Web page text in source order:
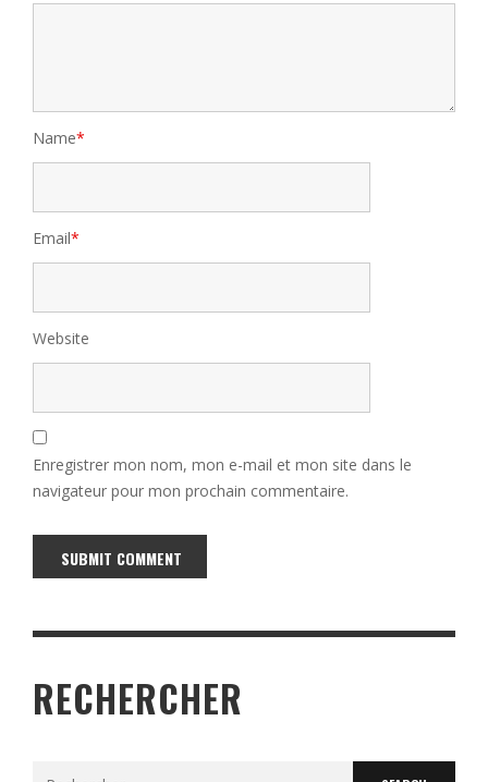
Name*
Email*
Website
Enregistrer mon nom, mon e-mail et mon site dans le
navigateur pour mon prochain commentaire.
RECHERCHER